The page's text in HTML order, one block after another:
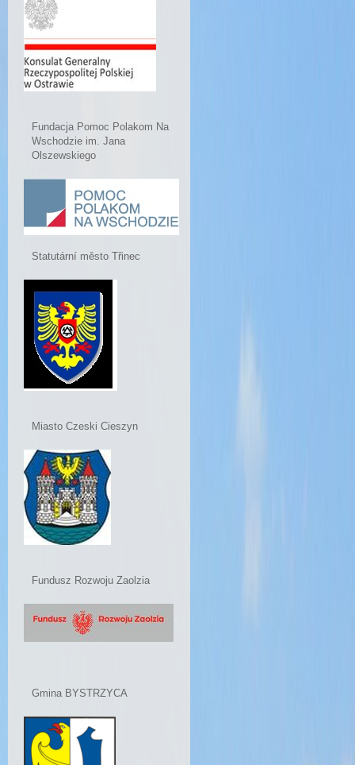
Fundacja Pomoc Polakom Na
Wschodzie im. Jana
Olszewskiego
Statutární město Třinec
Miasto Czeski Cieszyn
Fundusz Rozwoju Zaolzia
Gmina BYSTRZYCA